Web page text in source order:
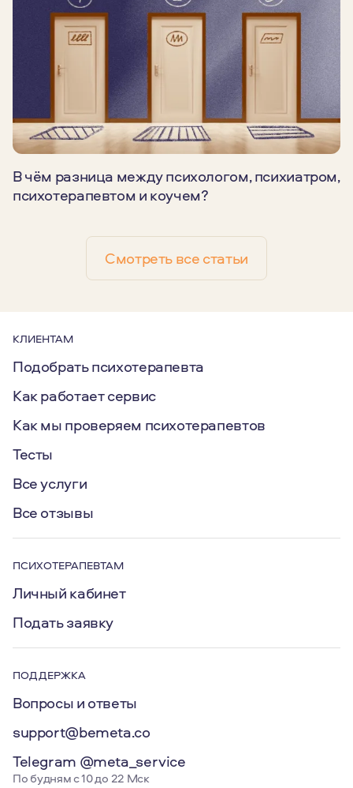
В чём разница между психологом, психиатром,
психотерапевтом и коучем?
Смотреть все статьи
КЛИЕНТАМ
Подобрать психотерапевта
Как работает сервис
Как мы проверяем психотерапевтов
Тесты
Все услуги
Все отзывы
ПСИХОТЕРАПЕВТАМ
Личный кабинет
Подать заявку
ПОДДЕРЖКА
Вопросы и ответы
support@bemeta.co
Telegram @meta_service
По будням с 10 до 22 Мск